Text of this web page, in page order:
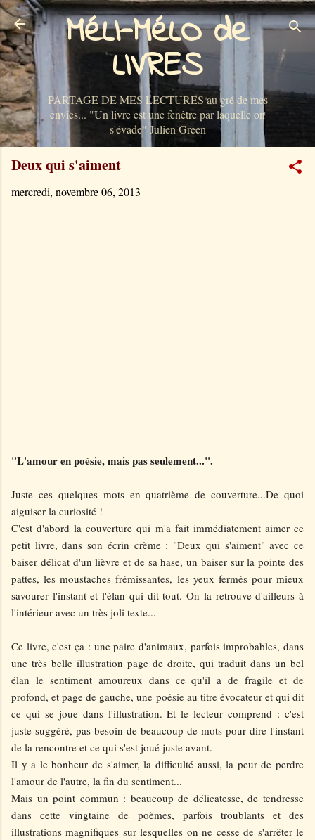
Accéder au contenu principal
MéLI-MéLO de
LIVRES
PARTAGE DE MES LECTURES au gré de mes
envies... "Un livre est une fenêtre par laquelle on
s'évade" Julien Green
Deux qui s'aiment
mercredi, novembre 06, 2013
"L'amour en poésie, mais pas seulement...".
Juste ces quelques mots en quatrième de couverture...De quoi
aiguiser la curiosité !
C'est d'abord la couverture qui m'a fait immédiatement aimer ce
petit livre, dans son écrin crème : "Deux qui s'aiment" avec ce
baiser délicat d'un lièvre et de sa hase, un baiser sur la pointe des
pattes, les moustaches frémissantes, les yeux fermés pour mieux
savourer l'instant et l'élan qui dit tout. On la retrouve d'ailleurs à
l'intérieur avec un très joli texte...
Ce livre, c'est ça : une paire d'animaux, parfois improbables, dans
une très belle illustration page de droite, qui traduit dans un bel
élan le sentiment amoureux dans ce qu'il a de fragile et de
profond, et page de gauche, une poésie au titre évocateur et qui dit
ce qui se joue dans l'illustration. Et le lecteur comprend : c'est
juste suggéré, pas besoin de beaucoup de mots pour dire l'instant
de la rencontre et ce qui s'est joué juste avant.
Il y a le bonheur de s'aimer, la difficulté aussi, la peur de perdre
l'amour de l'autre, la fin du sentiment...
Mais un point commun : beaucoup de délicatesse, de tendresse
dans cette vingtaine de poèmes, parfois troublants et des
illustrations magnifiques sur lesquelles on ne cesse de s'arrêter le